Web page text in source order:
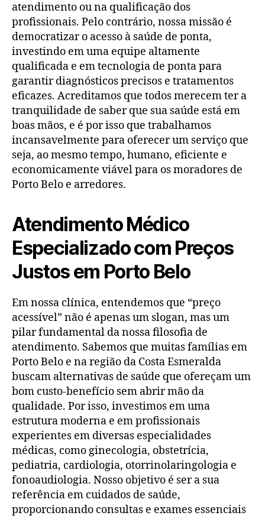
atendimento ou na qualificação dos
profissionais. Pelo contrário, nossa missão é
democratizar o acesso à saúde de ponta,
investindo em uma equipe altamente
qualificada e em tecnologia de ponta para
garantir diagnósticos precisos e tratamentos
eficazes. Acreditamos que todos merecem ter a
tranquilidade de saber que sua saúde está em
boas mãos, e é por isso que trabalhamos
incansavelmente para oferecer um serviço que
seja, ao mesmo tempo, humano, eficiente e
economicamente viável para os moradores de
Porto Belo e arredores.
Atendimento Médico
Especializado com Preços
Justos em Porto Belo
Em nossa clínica, entendemos que “preço
acessível” não é apenas um slogan, mas um
pilar fundamental da nossa filosofia de
atendimento. Sabemos que muitas famílias em
Porto Belo e na região da Costa Esmeralda
buscam alternativas de saúde que ofereçam um
bom custo-benefício sem abrir mão da
qualidade. Por isso, investimos em uma
estrutura moderna e em profissionais
experientes em diversas especialidades
médicas, como ginecologia, obstetrícia,
pediatria, cardiologia, otorrinolaringologia e
fonoaudiologia. Nosso objetivo é ser a sua
referência em cuidados de saúde,
proporcionando consultas e exames essenciais